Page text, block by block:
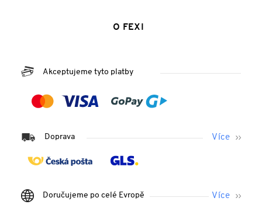
O FEXI
Akceptujeme tyto platby
Doprava
Doručujeme po celé Evropě